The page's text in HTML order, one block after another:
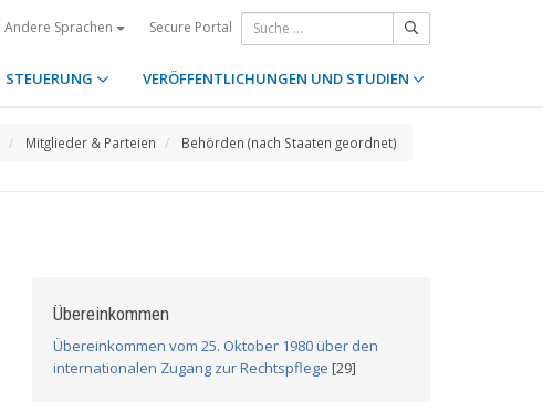
Andere Sprachen Secure Portal
STEUERUNG VERÖFFENTLICHUNGEN UND STUDIEN
Mitglieder & Parteien Behörden (nach Staaten geordnet)
Übereinkommen
Übereinkommen vom 25. Oktober 1980 über den
internationalen Zugang zur Rechtspflege [29]